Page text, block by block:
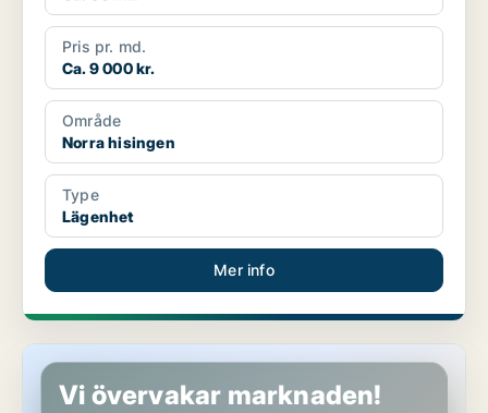
Pris pr. md.
Ca. 9 000 kr.
Område
Norra hisingen
Type
Lägenhet
Mer info
Lägenhet i Göteborg
Vi övervakar marknaden!